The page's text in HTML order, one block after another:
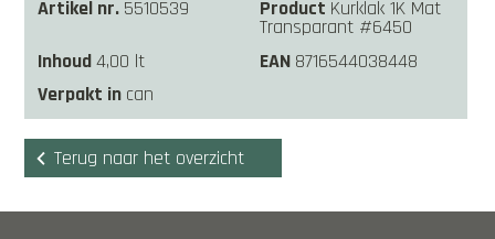
5510539
Kurklak 1K Mat
Transparant #6450
4,00 lt
8716544038448
can
Terug naar het overzicht